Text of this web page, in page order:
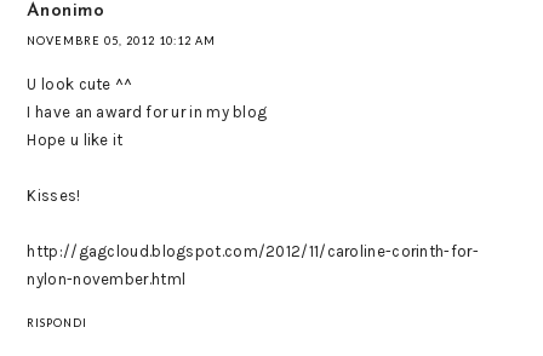
Anonimo
NOVEMBRE 05, 2012 10:12 AM
U look cute ^^
I have an award for ur in my blog
Hope u like it
Kisses!
http://gagcloud.blogspot.com/2012/11/caroline-corinth-for-
nylon-november.html
RISPONDI